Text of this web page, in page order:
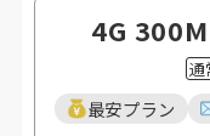
4G
通
最安プラン